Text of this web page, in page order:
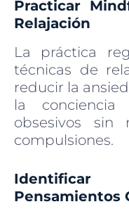
Practicar
Relajación
La práctica
técnicas de
reducir la
la conciencia
obsesivos sin
compulsiones.
Pensamientos